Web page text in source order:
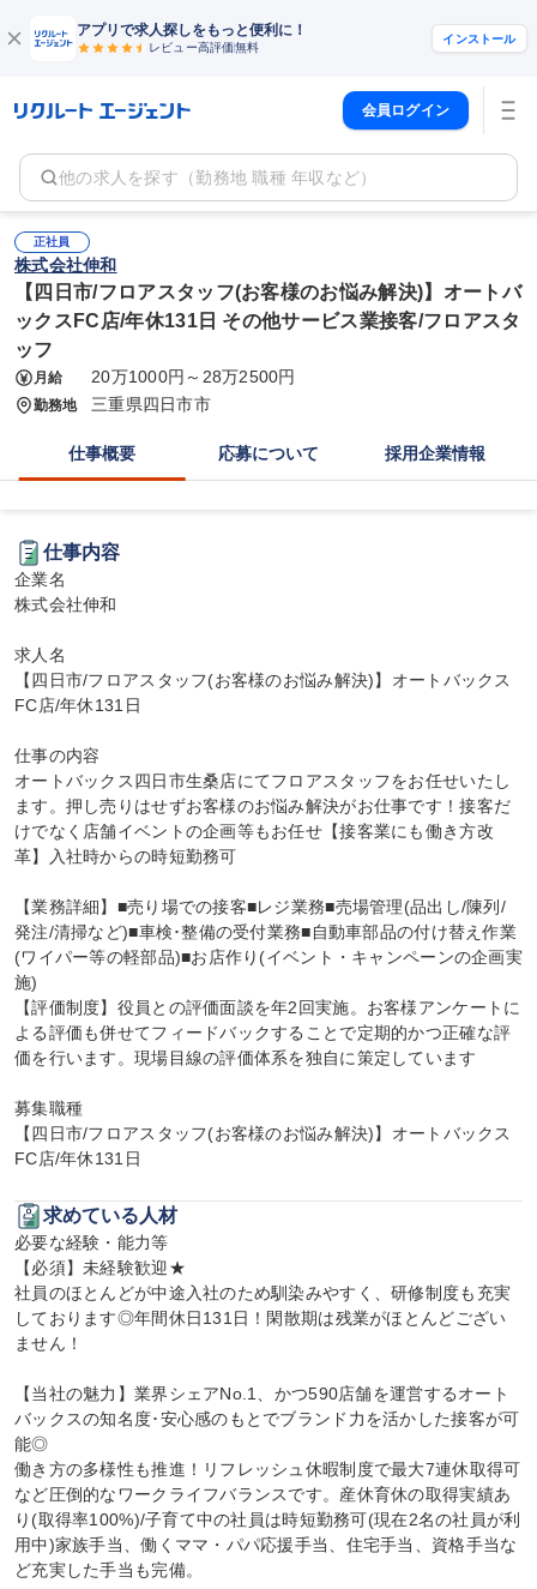
アプリで求人探しをもっと便利に！
レビュー高評価無料
インストール
会員ログイン
他の求人を探す（勤務地 職種 年収など）
正社員
株式会社伸和
【四日市/フロアスタッフ(お客様のお悩み解決)】オートバ
ックスFC店/年休131日 その他サービス業接客/フロアスタ
ッフ
月給 20万1000円～28万2500円
勤務地 三重県四日市市
仕事概要 応募について 採用企業情報
仕事内容
企業名
株式会社伸和
求人名
【四日市/フロアスタッフ(お客様のお悩み解決)】オートバックス
FC店/年休131日
仕事の内容
オートバックス四日市生桑店にてフロアスタッフをお任せいたし
ます。押し売りはせずお客様のお悩み解決がお仕事です！接客だ
けでなく店舗イベントの企画等もお任せ【接客業にも働き方改
革】入社時からの時短勤務可
【業務詳細】■売り場での接客■レジ業務■売場管理(品出し/陳列/
発注/清掃など)■車検･整備の受付業務■自動車部品の付け替え作業
(ワイパー等の軽部品)■お店作り(イベント・キャンペーンの企画実
施)
【評価制度】役員との評価面談を年2回実施。お客様アンケートに
よる評価も併せてフィードバックすることで定期的かつ正確な評
価を行います。現場目線の評価体系を独自に策定しています
募集職種
【四日市/フロアスタッフ(お客様のお悩み解決)】オートバックス
FC店/年休131日
求めている人材
必要な経験・能力等
【必須】未経験歓迎★
社員のほとんどが中途入社のため馴染みやすく、研修制度も充実
しております◎年間休日131日！閑散期は残業がほとんどござい
ません！
【当社の魅力】業界シェアNo.1、かつ590店舗を運営するオート
バックスの知名度･安心感のもとでブランド力を活かした接客が可
能◎
働き方の多様性も推進！リフレッシュ休暇制度で最大7連休取得可
など圧倒的なワークライフバランスです。産休育休の取得実績あ
り(取得率100%)/子育て中の社員は時短勤務可(現在2名の社員が利
用中)家族手当、働くママ・パパ応援手当、住宅手当、資格手当な
ど充実した手当も完備。